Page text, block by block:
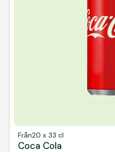
Från20 x 33 cl
Coca Cola